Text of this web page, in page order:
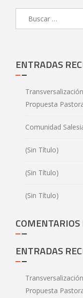
ENTRADAS
Propuesta
Comunidad
(sin Título)
(sin Título)
(sin Título)
ENTRADAS
Propuesta